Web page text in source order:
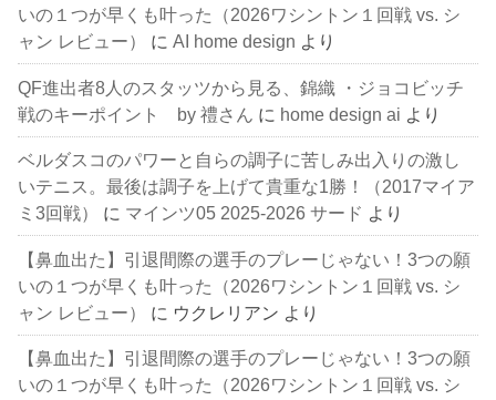
いの１つが早くも叶った（2026ワシントン１回戦 vs. シ
ャン レビュー）
にAI home design より
QF進出者8人のスタッツから見る、錦織 ・ジョコビッチ
戦のキーポイント by 禮さん に home design ai より
ベルダスコのパワーと自らの調子に苦しみ出入りの激し
いテニス。最後は調子を上げて貴重な1勝！（2017マイア
ミ3回戦）
に マインツ05 2025-2026 サード より
【鼻血出た】引退間際の選手のプレーじゃない！3つの願
いの１つが早くも叶った（2026ワシントン１回戦 vs. シ
ャン レビュー）
に ウクレリアン より
【鼻血出た】引退間際の選手のプレーじゃない！3つの願
いの１つが早くも叶った（2026ワシントン１回戦 vs. シ